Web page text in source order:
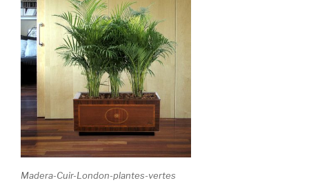
Madera-Cuir-London-plantes-vertes